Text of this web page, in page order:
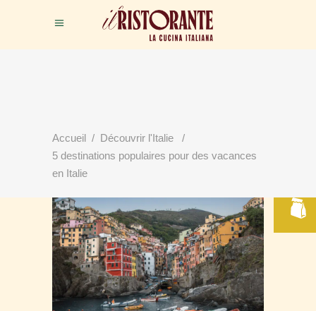
Accueil / Découvrir l'Italie
/
5 destinations populaires pour des vacances
en Italie
VOTRE TABLE